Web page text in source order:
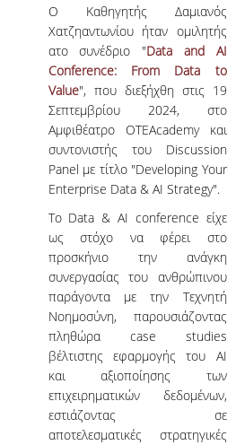
Ο Καθηγητής Δαμιανός
Χατζηαντωνίου ήταν ομιλητής
ατο συνέδριο "Data and AI
Conference: From Data to
Value", που διεξήχθη στις 19
Σεπτεμβρίου 2024, στο
Αμφιθέατρο OTEAcademy και
συντονιστής του Discussion
Panel με τίτλο "Developing Your
Enterprise Data & AI Strategy".
Το Data & AI conference είχε
ως στόχο να φέρει στο
προσκήνιο την ανάγκη
συνεργασίας του ανθρώπινου
παράγοντα με την Τεχνητή
Νοημοσύνη, παρουσιάζοντας
πληθώρα case studies
βέλτιστης εφαρμογής του ΑΙ
και αξιοποίησης των
επιχειρηματικών δεδομένων,
εστιάζοντας σε
αποτελεσματικές στρατηγικές